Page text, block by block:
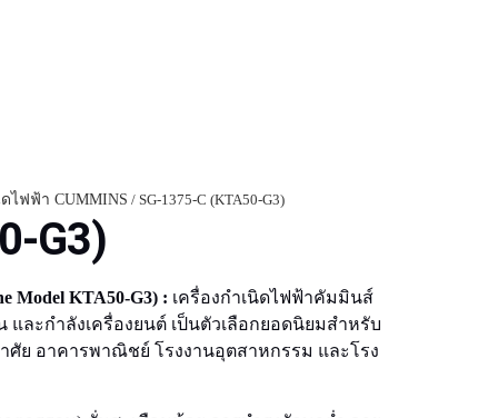
ไฟฟ้า CUMMINS / SG-1375-C (KTA50-G3)
G3)
Model KTA50-G3) : เครื่องกำเนิดไฟฟ้าคัมมินส์
ละกำลังเครื่องยนต์ เป็นตัวเลือกยอดนิยมสำหรับ
ย อาคารพาณิชย์ โรงงานอุตสาหกรรม และโรง